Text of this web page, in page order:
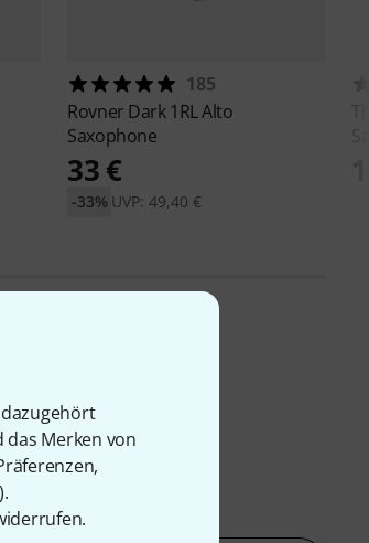
das Merken von
).
185
Rovner Dark 1RL Alto
Saxophone
33 €
UVP: 49,40 €
-33%